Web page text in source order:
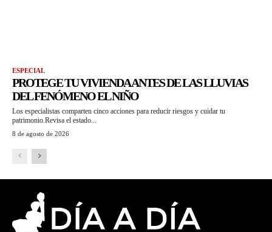
ESPECIAL
PROTEGE TU VIVIENDA ANTES DE LAS LLUVIAS
DEL FENÓMENO EL NIÑO
Los especialistas comparten cinco acciones para reducir riesgos y cuidar tu
patrimonio.Revisa el estado...
8 de agosto de 2026